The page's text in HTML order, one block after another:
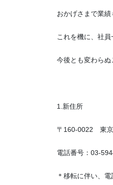
おかげさまで業
これを機に、社
今後とも変わらぬ
1.新住所
〒160-0022 東
電話番号：03-
＊移転に伴い、